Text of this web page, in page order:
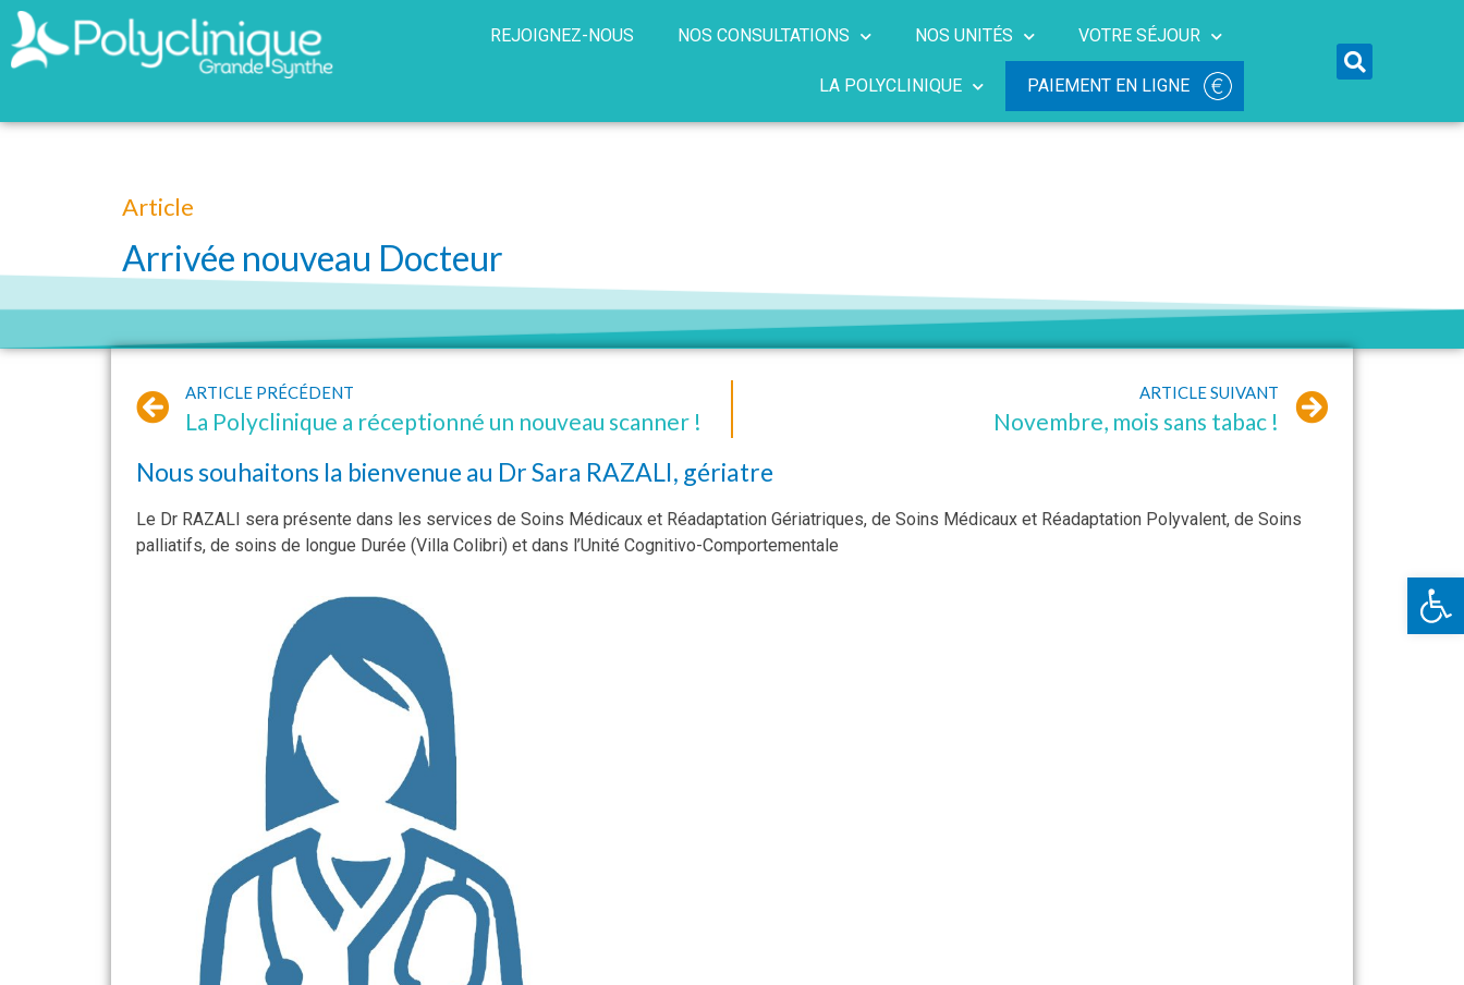
REJOIGNEZ-NOUS NOS CONSULTATIONS NOS UNITÉS VOTRE SÉJOUR
LA POLYCLINIQUE PAIEMENT EN LIGNE
Article
Arrivée nouveau Docteur
ARTICLE PRÉCÉDENT
La Polyclinique a réceptionné un nouveau scanner !
ARTICLE SUIVANT
Novembre, mois sans tabac !
Nous souhaitons la bienvenue au Dr Sara RAZALI, gériatre
Le Dr RAZALI sera présente dans les services de Soins Médicaux et Réadaptation Gériatriques, de Soins Médicaux et Réadaptation Polyvalent, de Soins
palliatifs, de soins de longue Durée (Villa Colibri) et dans l’Unité Cognitivo-Comportementale